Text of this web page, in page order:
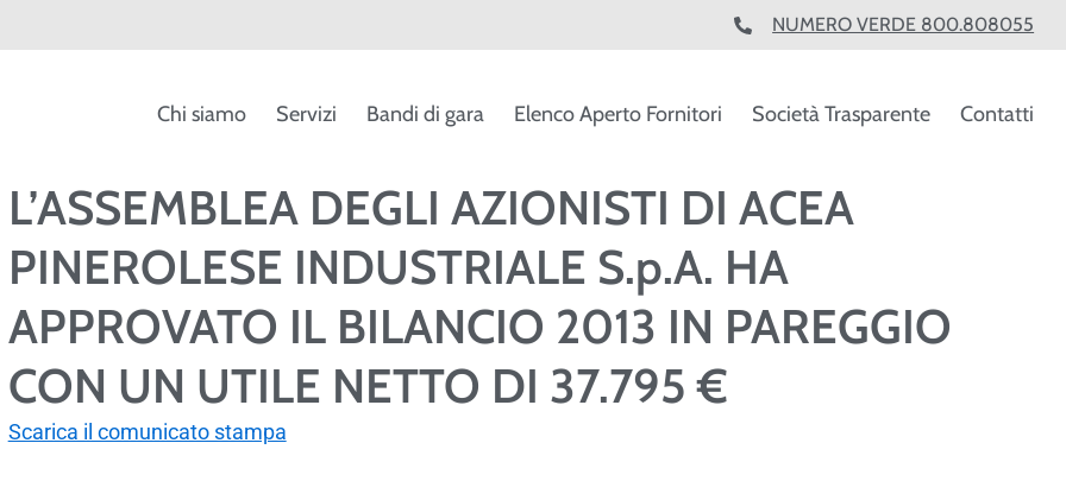
NUMERO VERDE 800.808055
Chi siamo Servizi Bandi di gara Elenco Aperto Fornitori Società Trasparente Contatti
L’ASSEMBLEA DEGLI AZIONISTI DI ACEA
PINEROLESE INDUSTRIALE S.p.A. HA
APPROVATO IL BILANCIO 2013 IN PAREGGIO
CON UN UTILE NETTO DI 37.795 €
Scarica il comunicato stampa